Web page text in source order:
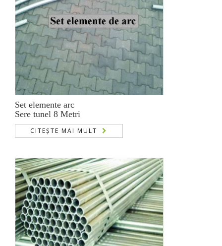
Set elemente arc
Sere tunel 8 Metri
CITEȘTE MAI MULT